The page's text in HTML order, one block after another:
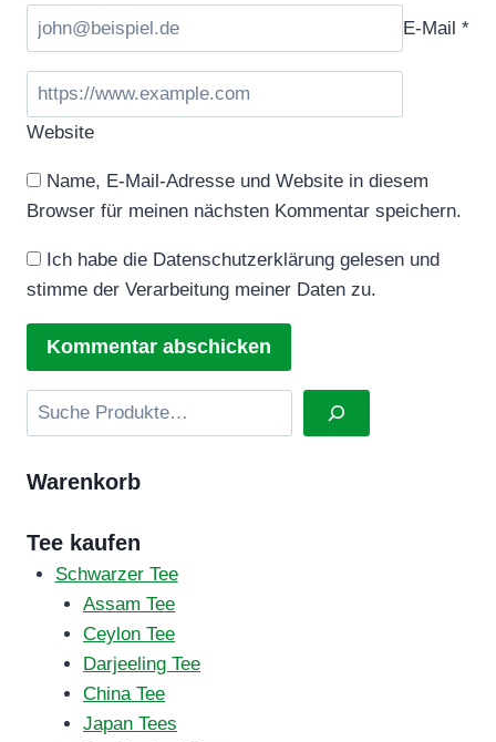
E-Mail *
Website
Name, E-Mail-Adresse und Website in diesem
Browser für meinen nächsten Kommentar speichern.
Ich habe die Datenschutzerklärung gelesen und
stimme der Verarbeitung meiner Daten zu.
Suchen
Warenkorb
Tee kaufen
Schwarzer Tee
Assam Tee
Ceylon Tee
Darjeeling Tee
China Tee
Japan Tees